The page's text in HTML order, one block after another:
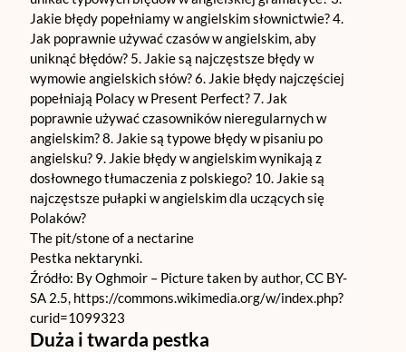
The pit/stone of a nectarine
Pestka nektarynki.
Źródło: By Oghmoir – Picture taken by author, CC BY-
SA 2.5, https://commons.wikimedia.org/w/index.php?
curid=1099323
Duża i twarda pestka